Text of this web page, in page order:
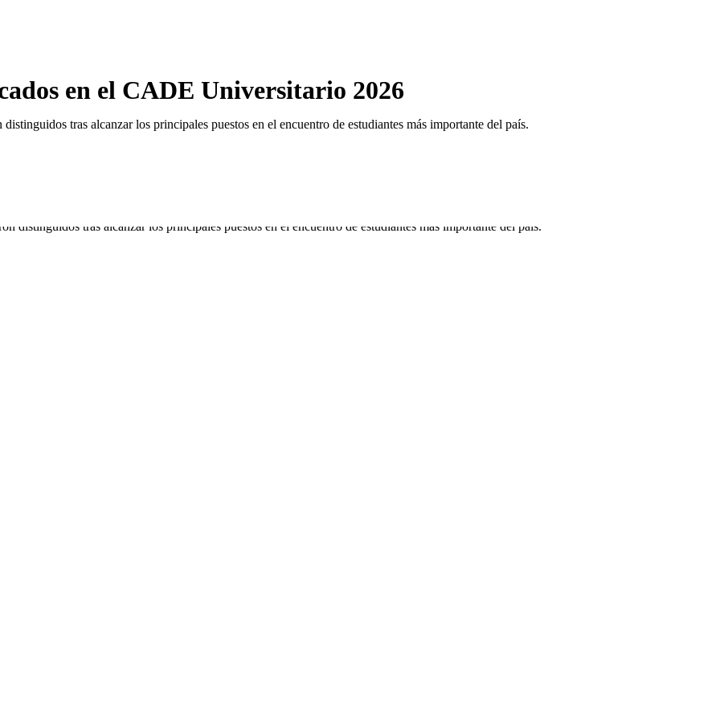
en el CADE Universitario 2026
tras alcanzar los principales puestos en el encuentro de estudiantes más importante del país.